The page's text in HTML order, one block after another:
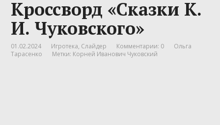
Кроссворд «Сказки К.
И. Чуковского»
01.02.2024 Игротека, Слайдер Комментарии: 0
Ольга
Тарасенко
Метки: Корней Иванович Чуковский